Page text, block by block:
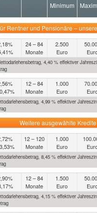
Minimum
Rentner und Pensionäre –
24 – 84
Monate
2.500
Euro
4,40 % effektiver
12 – 84
Monate
1.000
Euro
4,99 % effektiver
Weitere ausgewählte Kredite
12 – 120
Monate
1.000
Euro
8,45 % effektiver
12 – 84
Monate
1.500
Euro
4,15 % effektiver